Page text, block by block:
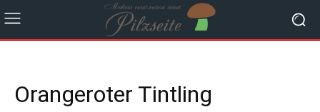
Orangeroter Tintling